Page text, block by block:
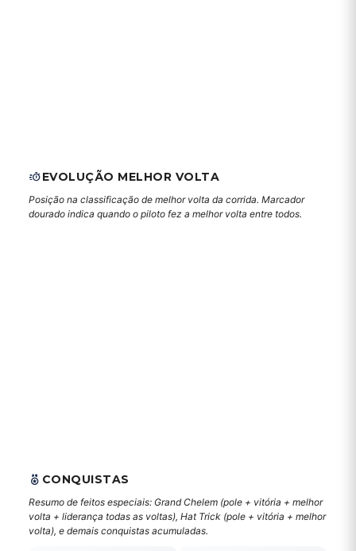
EVOLUÇÃO MELHOR VOLTA
Posição na classificação de melhor volta da corrida. Marcador
dourado indica quando o piloto fez a melhor volta entre todos.
CONQUISTAS
Resumo de feitos especiais: Grand Chelem (pole + vitória + melhor
volta + liderança todas as voltas), Hat Trick (pole + vitória + melhor
volta), e demais conquistas acumuladas.